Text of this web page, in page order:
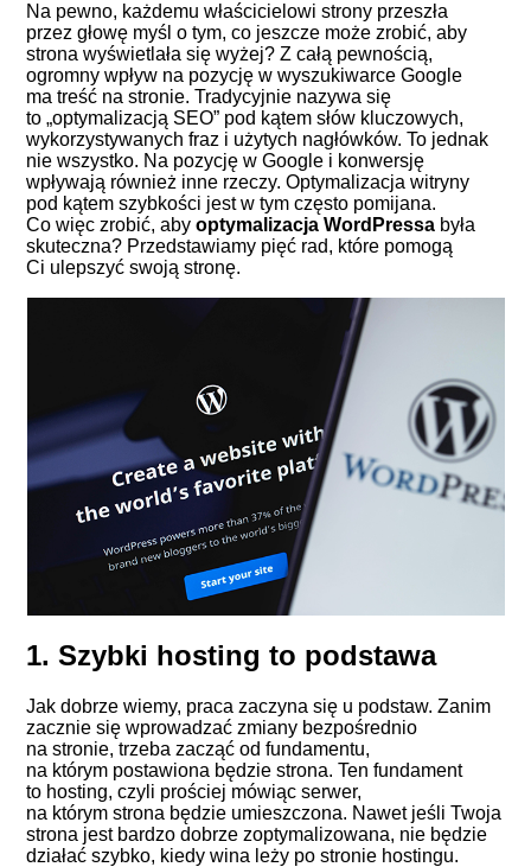
Na pewno, każdemu właścicielowi strony przeszła
przez głowę myśl o tym, co jeszcze może zrobić, aby
strona wyświetlała się wyżej? Z całą pewnością,
ogromny wpływ na pozycję w wyszukiwarce Google
ma treść na stronie. Tradycyjnie nazywa się
to „optymalizacją SEO” pod kątem słów kluczowych,
wykorzystywanych fraz i użytych nagłówków. To jednak
nie wszystko. Na pozycję w Google i konwersję
wpływają również inne rzeczy. Optymalizacja witryny
pod kątem szybkości jest w tym często pomijana.
Co więc zrobić, abyoptymalizacja WordPressa była
skuteczna? Przedstawiamy pięć rad, które pomogą
Ci ulepszyć swoją stronę.
1. Szybki hosting to podstawa
Jak dobrze wiemy, praca zaczyna się u podstaw. Zanim
zacznie się wprowadzać zmiany bezpośrednio
na stronie, trzeba zacząć od fundamentu,
na którym postawiona będzie strona. Ten fundament
to hosting, czyli prościej mówiąc serwer,
na którym strona będzie umieszczona. Nawet jeśli Twoja
strona jest bardzo dobrze zoptymalizowana, nie będzie
działać szybko, kiedy wina leży po stronie hostingu.